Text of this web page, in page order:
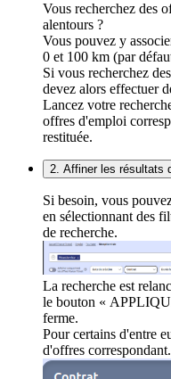
Vous recherchez des
alentours ?
Vous pouvez y
0 et 100 km (par
Si vous recherchez
devez alors effectuer
Lancez votre
offres d'emploi
restituée.
2. Affiner les résultats
Si besoin, vous
en sélectionnant des
de recherche.
La recherche est
le bouton «
ferme.
Pour certains d'entre
d'offres correspondant.